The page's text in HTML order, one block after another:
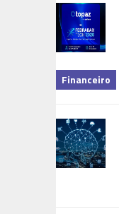
Financeiro